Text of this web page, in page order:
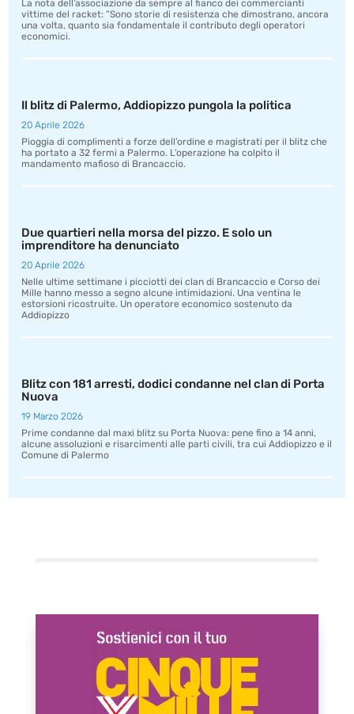
La nota dell’associazione da sempre al fianco dei commercianti
vittime del racket: “Sono storie di resistenza che dimostrano, ancora
una volta, quanto sia fondamentale il contributo degli operatori
economici.
Il blitz di Palermo, Addiopizzo pungola la politica
20 Aprile 2026
Pioggia di complimenti a forze dell’ordine e magistrati per il blitz che
ha portato a 32 fermi a Palermo. L’operazione ha colpito il
mandamento mafioso di Brancaccio.
Due quartieri nella morsa del pizzo. E solo un
imprenditore ha denunciato
20 Aprile 2026
Nelle ultime settimane i picciotti dei clan di Brancaccio e Corso dei
Mille hanno messo a segno alcune intimidazioni. Una ventina le
estorsioni ricostruite. Un operatore economico sostenuto da
Addiopizzo
Blitz con 181 arresti, dodici condanne nel clan di Porta
Nuova
19 Marzo 2026
Prime condanne dal maxi blitz su Porta Nuova: pene fino a 14 anni,
alcune assoluzioni e risarcimenti alle parti civili, tra cui Addiopizzo e il
Comune di Palermo